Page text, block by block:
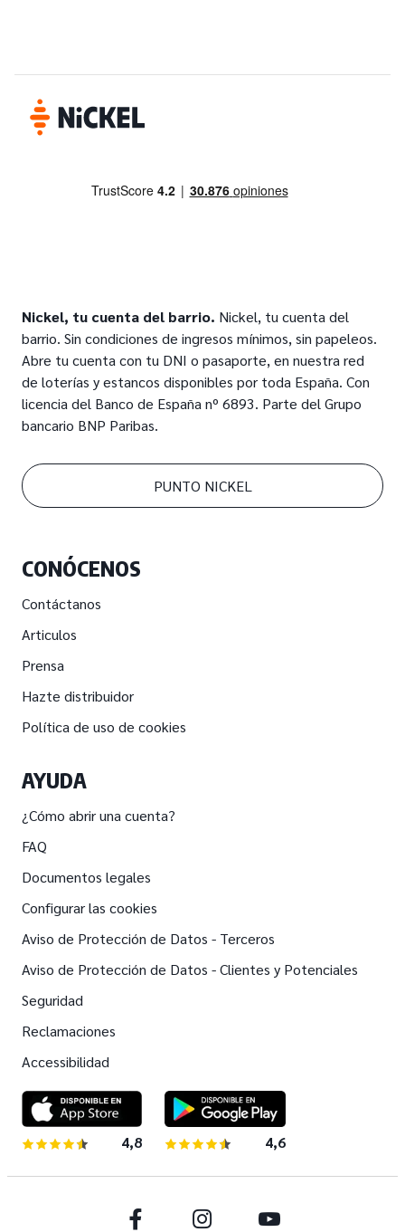
Nickel, tu cuenta del barrio. Nickel, tu cuenta del
barrio. Sin condiciones de ingresos mínimos, sin papeleos.
Abre tu cuenta con tu DNI o pasaporte, en nuestra red
de loterías y estancos disponibles por toda España. Con
licencia del Banco de España nº 6893. Parte del Grupo
bancario BNP Paribas.
CONÓCENOS
Contáctanos
Articulos
Prensa
Hazte distribuidor
Política de uso de cookies
AYUDA
¿Cómo abrir una cuenta?
FAQ
Documentos legales
Configurar las cookies
Aviso de Protección de Datos - Terceros
Aviso de Protección de Datos - Clientes y Potenciales
Seguridad
Reclamaciones
Accessibilidad
PUNTO NICKEL
4,8 de 5 estrellas 4,6de 5 estrellas
Facebook Instagram Youtube